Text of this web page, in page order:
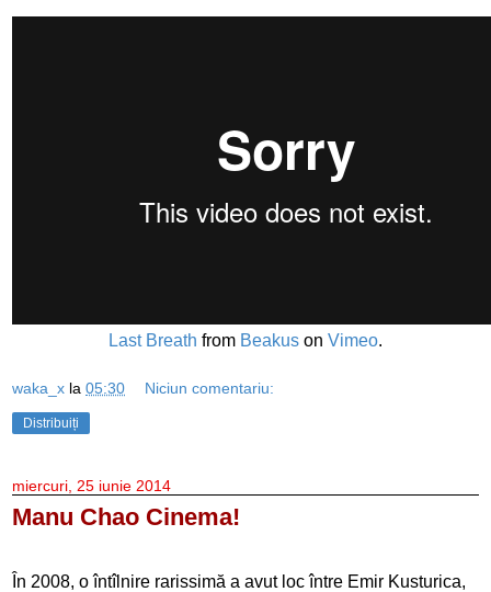
Last Breath from Beakus on Vimeo.
waka_x la 05:30 Niciun comentariu:
Distribuiți
miercuri, 25 iunie 2014
Manu Chao Cinema!
În 2008, o întîlnire rarissimă a avut loc între Emir Kusturica,